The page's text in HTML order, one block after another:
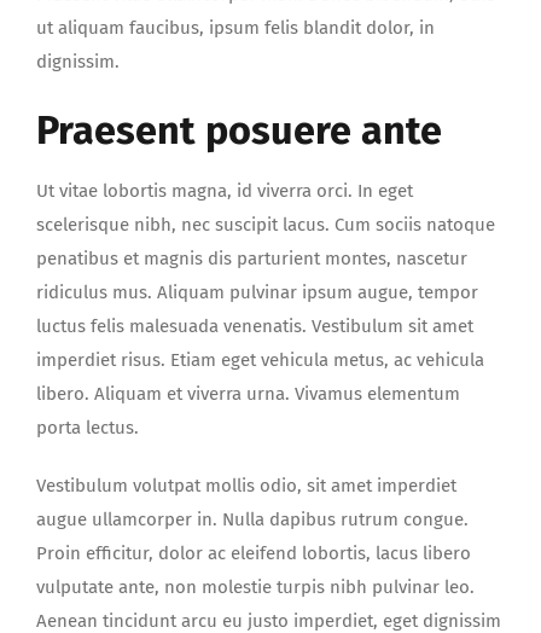
ut aliquam faucibus, ipsum felis blandit dolor, in
dignissim.
Praesent posuere ante
Ut vitae lobortis magna, id viverra orci. In eget
scelerisque nibh, nec suscipit lacus. Cum sociis natoque
penatibus et magnis dis parturient montes, nascetur
ridiculus mus. Aliquam pulvinar ipsum augue, tempor
luctus felis malesuada venenatis. Vestibulum sit amet
imperdiet risus. Etiam eget vehicula metus, ac vehicula
libero. Aliquam et viverra urna. Vivamus elementum
porta lectus.
Vestibulum volutpat mollis odio, sit amet imperdiet
augue ullamcorper in. Nulla dapibus rutrum congue.
Proin efficitur, dolor ac eleifend lobortis, lacus libero
vulputate ante, non molestie turpis nibh pulvinar leo.
Aenean tincidunt arcu eu justo imperdiet, eget dignissim